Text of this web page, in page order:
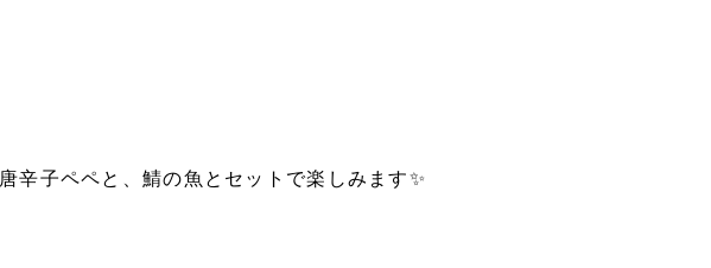
辛子ペペと、鯖の魚とセットで楽しみます✨